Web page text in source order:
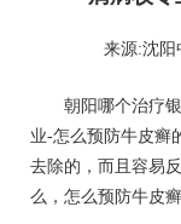
来源:沈
朝阳哪个治疗银
业-怎么预防牛皮癣
去除的，而且容易
么，怎么预防牛皮